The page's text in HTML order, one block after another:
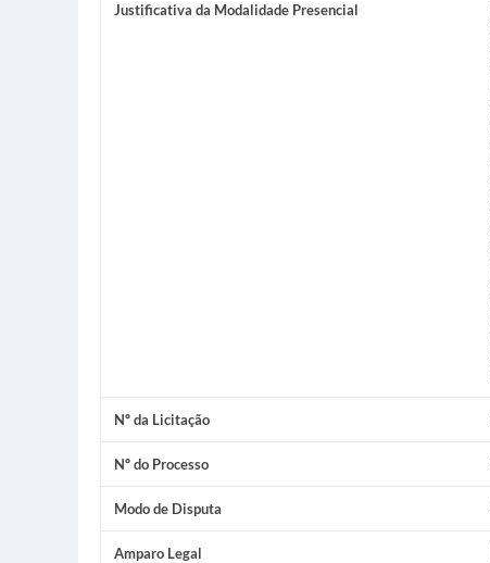
Justificativa da Modalidade Presencial
Nº da Licitação
Nº do Processo
Modo de Disputa
Amparo Legal